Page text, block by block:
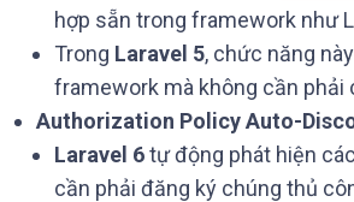
hợp sẵn trong framework như
Trong Laravel 5, chức năng
framework mà không cần phải
Authorization Policy Auto-
Laravel 6tự động phát hiện
cần phải đăng ký chúng thủ